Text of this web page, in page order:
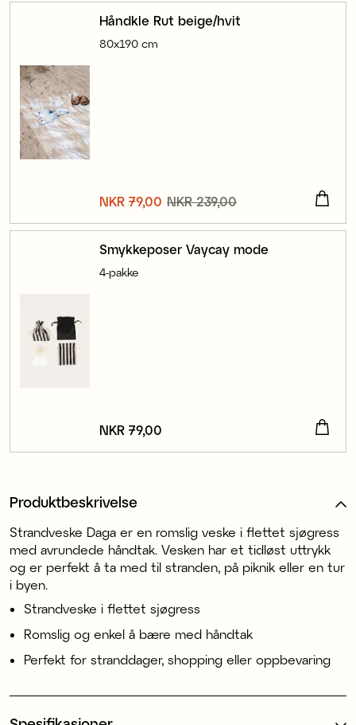
Håndkle Rut beige/hvit
80x190 cm
Nåværende pris:NKR 79,00 Forrige pris
NKR 79,00 NKR 239,00
Smykkeposer Vaycay mode
4-pakke
Pris :NKR 79,00
NKR 79,00
Produktbeskrivelse
Strandveske Daga er en romslig veske i flettet sjøgress
med avrundede håndtak. Vesken har et tidløst uttrykk
og er perfekt å ta med til stranden, på piknik eller en tur
i byen.
Strandveske i flettet sjøgress
Romslig og enkel å bære med håndtak
Perfekt for stranddager, shopping eller oppbevaring